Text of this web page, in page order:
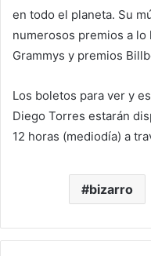
en todo el planeta. Su
numerosos premios a
Grammys y premios
Los boletos para ver y
Diego Torres estarán
12 horas (mediodía) a
bizarro